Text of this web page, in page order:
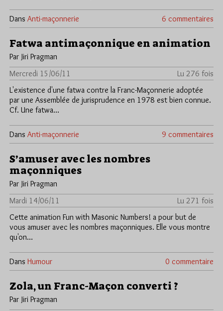
Dans Anti-maçonnerie 6 commentaires
Fatwa antimaçonnique en animation
Par Jiri Pragman
Mercredi 15/06/11
Lu 276 fois
L'existence d'une fatwa contre la Franc-Maçonnerie adoptée
par une Assemblée de jurisprudence en 1978 est bien connue.
Cf. Une fatwa…
Dans Anti-maçonnerie 9 commentaires
S’amuser avec les nombres
maçonniques
Par Jiri Pragman
Mardi 14/06/11
Lu 271 fois
Cette animation Fun with Masonic Numbers! a pour but de
vous amuser avec les nombres maçonniques. Elle vous montre
qu'on…
Dans Humour 0 commentaire
Zola, un Franc-Maçon converti ?
Par Jiri Pragman